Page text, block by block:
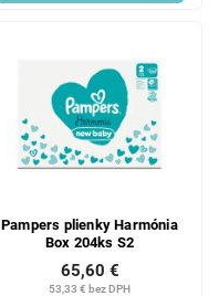
Pampers plienky Harmónia
Box 204ks S2
53,33 € bez DPH
65,60 €